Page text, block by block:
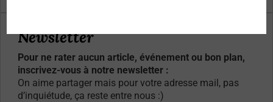
Newsletter
Pour ne rater aucun article, événement ou bon plan,
inscrivez-vous à notre newsletter :
On aime partager mais pour votre adresse mail, pas
d’inquiétude, ça reste entre nous :)